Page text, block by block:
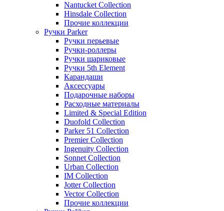
Nantucket Collection
Hinsdale Collection
Прочие коллекции
Ручки Parker
Ручки перьевые
Ручки-роллеры
Ручки шариковые
Ручки 5th Element
Карандаши
Аксессуары
Подарочные наборы
Расходные материалы
Limited & Special Edition
Duofold Collection
Parker 51 Collection
Premier Collection
Ingenuity Collection
Sonnet Collection
Urban Collection
IM Collection
Jotter Collection
Vector Collection
Прочие коллекции